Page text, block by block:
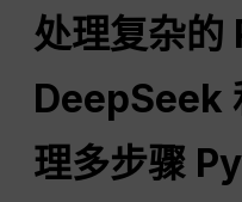
处理复杂的
DeepSeek
理多步骤